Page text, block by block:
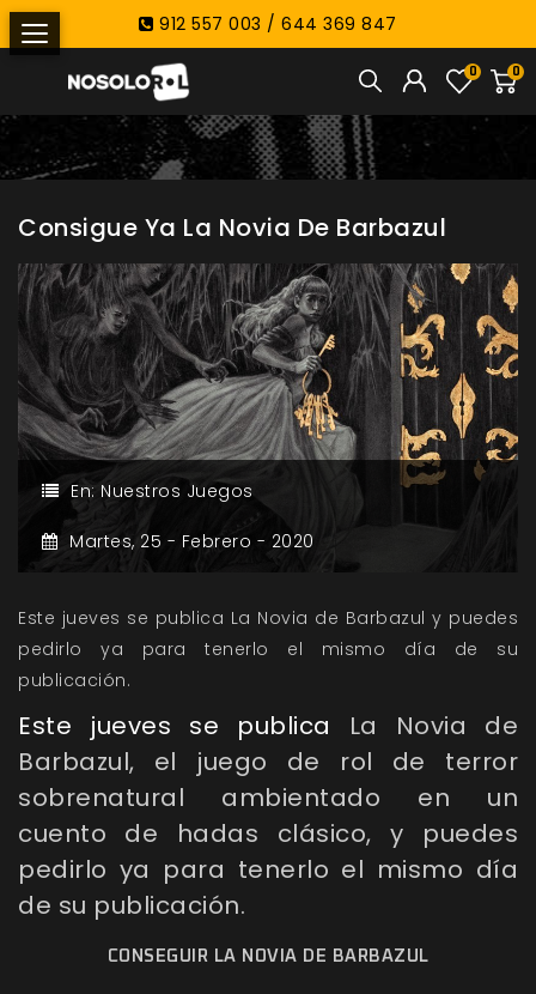
912 557 003 / 644 369 847
0
0
Consigue Ya La Novia De Barbazul
En: Nuestros Juegos
Martes, 25 - Febrero - 2020
Este jueves se publica La Novia de Barbazul y puedes
pedirlo ya para tenerlo el mismo día de su
publicación.
Este jueves se publica La Novia de
Barbazul, el juego de rol de terror
sobrenatural ambientado en un
cuento de hadas clásico, y puedes
pedirlo ya para tenerlo el mismo día
de su publicación.
CONSEGUIR LA NOVIA DE BARBAZUL